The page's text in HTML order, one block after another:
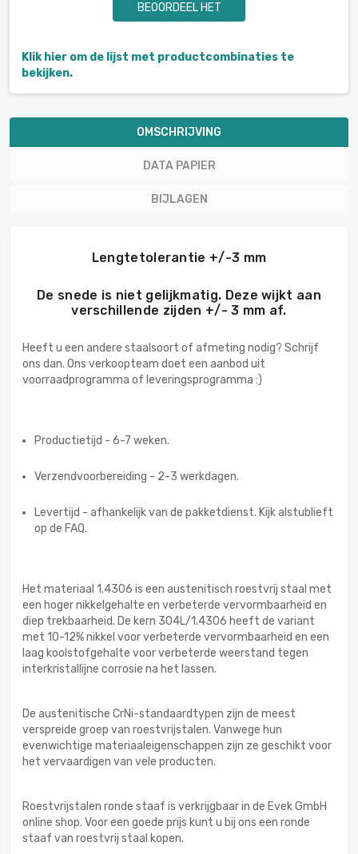
BEOORDEEL HET
Klik hier om de lijst met productcombinaties te
bekijken.
OMSCHRIJVING
DATA PAPIER
BIJLAGEN
Lengtetolerantie +/-3 mm
De snede is niet gelijkmatig. Deze wijkt aan
verschillende zijden +/- 3 mm af.
Heeft u een andere staalsoort of afmeting nodig? Schrijf
ons dan. Ons verkoopteam doet een aanbod uit
voorraadprogramma of leveringsprogramma :)
Productietijd - 6-7 weken.
Verzendvoorbereiding - 2-3 werkdagen.
Levertijd - afhankelijk van de pakketdienst. Kijk alstublieft
op de FAQ.
Het materiaal 1.4306 is een austenitisch roestvrij staal met
een hoger nikkelgehalte en verbeterde vervormbaarheid en
diep trekbaarheid. De kern 304L/1.4306 heeft de variant
met 10-12% nikkel voor verbeterde vervormbaarheid en een
laag koolstofgehalte voor verbeterde weerstand tegen
interkristallijne corrosie na het lassen.
De austenitische CrNi-standaardtypen zijn de meest
verspreide groep van roestvrijstalen. Vanwege hun
evenwichtige materiaaleigenschappen zijn ze geschikt voor
het vervaardigen van vele producten.
Roestvrijstalen ronde staaf is verkrijgbaar in de Evek GmbH
online shop. Voor een goede prijs kunt u bij ons een ronde
staaf van roestvrij staal kopen.